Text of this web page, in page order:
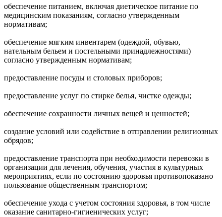
обеспечение питанием, включая диетическое питание по
медицинским показаниям, согласно утвержденным
нормативам;
обеспечение мягким инвентарем (одеждой, обувью,
нательным бельем и постельными принадлежностями)
согласно утвержденным нормативам;
предоставление посуды и столовых приборов;
предоставление услуг по стирке белья, чистке одежды;
обеспечение сохранности личных вещей и ценностей;
создание условий или содействие в отправлении религиозных
обрядов;
предоставление транспорта при необходимости перевозки в
организации для лечения, обучения, участия в культурных
мероприятиях, если по состоянию здоровья противопоказано
пользование общественным транспортом;
обеспечение ухода с учетом состояния здоровья, в том числе
оказание санитарно-гигиенических услуг;